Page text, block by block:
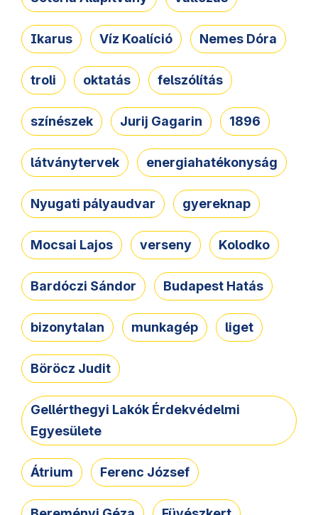
Ikarus Víz Koalíció Nemes Dóra
troli oktatás felszólítás
színészek Jurij Gagarin 1896
látványtervek energiahatékonyság
Nyugati pályaudvar gyereknap
Mocsai Lajos verseny Kolodko
Bardóczi Sándor Budapest Hatás
bizonytalan munkagép liget
Böröcz Judit
Gellérthegyi Lakók Érdekvédelmi
Egyesülete
Átrium Ferenc József